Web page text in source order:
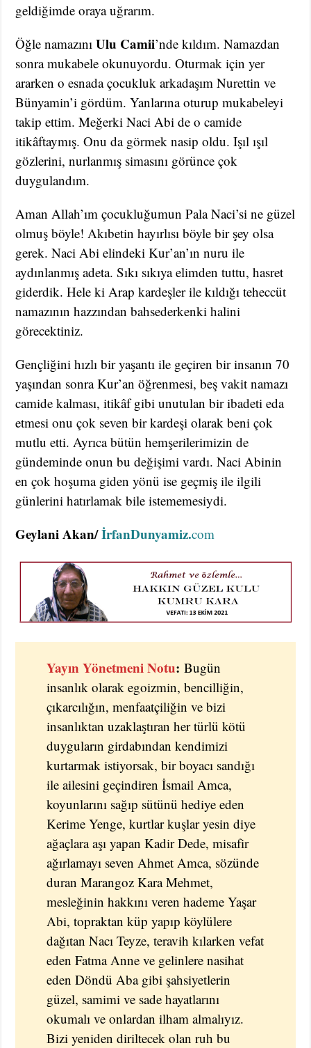
geldiğimde oraya uğrarım.
Öğle namazınıUlu Camii’nde kıldım. Namazdan
sonra mukabele okunuyordu. Oturmak için yer
ararken o esnada çocukluk arkadaşım Nurettin ve
Bünyamin’i gördüm. Yanlarına oturup mukabeleyi
takip ettim. Meğerki Naci Abi de o camide
itikâftaymış. Onu da görmek nasip oldu. Işıl ışıl
gözlerini, nurlanmış simasını görünce çok
duygulandım.
Aman Allah’ım çocukluğumun Pala Naci’si ne güzel
olmuş böyle! Akıbetin hayırlısı böyle bir şey olsa
gerek. Naci Abi elindeki Kur’an’ın nuru ile
aydınlanmış adeta. Sıkı sıkıya elimden tuttu, hasret
giderdik. Hele ki Arap kardeşler ile kıldığı teheccüt
namazının hazzından bahsederkenki halini
görecektiniz.
Gençliğini hızlı bir yaşantı ile geçiren bir insanın 70
yaşından sonra Kur’an öğrenmesi, beş vakit namazı
camide kalması, itikâf gibi unutulan bir ibadeti eda
etmesi onu çok seven bir kardeşi olarak beni çok
mutlu etti. Ayrıca bütün hemşerilerimizin de
gündeminde onun bu değişimi vardı. Naci Abinin
en çok hoşuma giden yönü ise geçmiş ile ilgili
günlerini hatırlamak bile istememesiydi.
Geylani Akan/İrfanDunyamiz.com
Yayın Yönetmeni Notu: Bugün
insanlık olarak egoizmin, bencilliğin,
çıkarcılığın, menfaatçiliğin ve bizi
insanlıktan uzaklaştıran her türlü kötü
duyguların girdabından kendimizi
kurtarmak istiyorsak, bir boyacı sandığı
ile ailesini geçindiren İsmail Amca,
koyunlarını sağıp sütünü hediye eden
Kerime Yenge, kurtlar kuşlar yesin diye
ağaçlara aşı yapan Kadir Dede, misafir
ağırlamayı seven Ahmet Amca, sözünde
duran Marangoz Kara Mehmet,
mesleğinin hakkını veren hademe Yaşar
Abi, topraktan küp yapıp köylülere
dağıtan Nacı Teyze, teravih kılarken vefat
eden Fatma Anne ve gelinlere nasihat
eden Döndü Aba gibi şahsiyetlerin
güzel, samimi ve sade hayatlarını
okumalı ve onlardan ilham almalıyız.
Bizi yeniden diriltecek olan ruh bu